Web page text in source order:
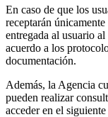
En caso de que los
receptarán
entregada al usuario
acuerdo a los
documentación.
Además, la Agencia
pueden realizar
acceder en el